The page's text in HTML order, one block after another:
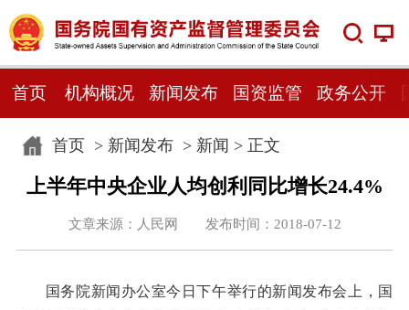
首页 机构概况 新闻发布 国资监管 政务公开
首页> 新闻发布> 新闻 > 正文
上半年中央企业人均创利同比增长24.4%
文章来源：人民网 发布时间：2018-07-12
国务院新闻办公室今日下午举行的新闻发布会上，国